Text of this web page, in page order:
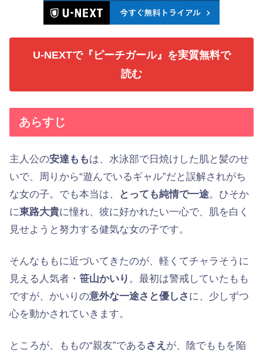
U-NEXTで『ピーチガール』を実質無料で
読む
あらすじ
主人公の安達ももは、水泳部で日焼けした肌と髪のせ
いで、周りから“遊んでいるギャル”だと誤解されがち
な女の子。でも本当は、
とっても純情で一途。ひそか
に東路大貴に憧れ、彼に好かれたい一心で、肌を白く
見せようと努力する健気な女の子です。
そんなももに近づいてきたのが、軽くてチャラそうに
見える人気者・ 笹山かいり 。最初は警戒していたもも
ですが、かいりの意外な一途さと優しさ に、少しずつ
心を動かされていきます。
ところが、ももの“親友”である さえ が、陰でももを陥